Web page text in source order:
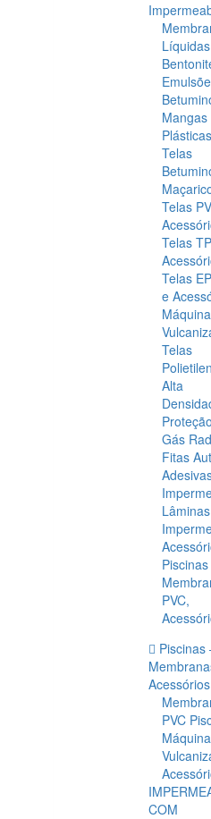
Líquidas
Mangas
Plásticas
Telas
Telas
Telas
Telas
e
Telas
Alta
Proteção
Gás
Fitas
Lâminas
PVC,
Piscinas
Acessórios
PVC
COM